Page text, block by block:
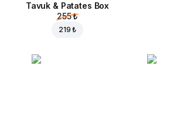
Tavuk & Patates Box
255 ₺
219 ₺